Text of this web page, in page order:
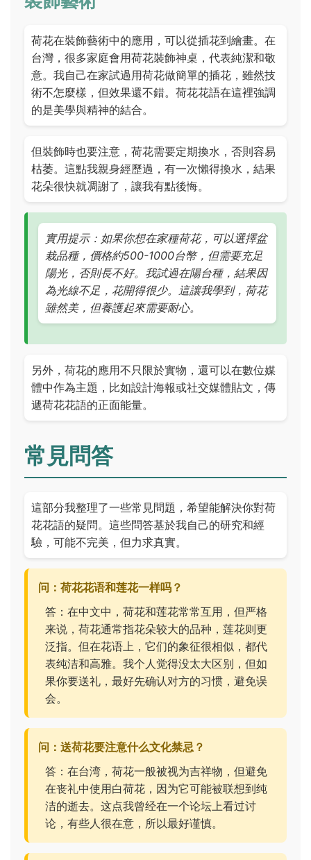
荷花在裝飾藝術中的應用，可以從插花到繪畫。在
台灣，很多家庭會用荷花裝飾神桌，代表純潔和敬
意。我自己在家試過用荷花做簡單的插花，雖然技
術不怎麼樣，但效果還不錯。荷花花語在這裡強調
的是美學與精神的結合。
但裝飾時也要注意，荷花需要定期換水，否則容易
枯萎。這點我親身經歷過，有一次懶得換水，結果
花朵很快就凋謝了，讓我有點後悔。
實用提示：如果你想在家種荷花，可以選擇盆
栽品種，價格約500-1000台幣，但需要充足
陽光，否則長不好。我試過在陽台種，結果因
為光線不足，花開得很少。這讓我學到，荷花
雖然美，但養護起來需要耐心。
另外，荷花的應用不只限於實物，還可以在數位媒
體中作為主題，比如設計海報或社交媒體貼文，傳
遞荷花花語的正面能量。
常見問答
這部分我整理了一些常見問題，希望能解決你對荷
花花語的疑問。這些問答基於我自己的研究和經
驗，可能不完美，但力求真實。
问：荷花花语和莲花一样吗？
答：在中文中，荷花和莲花常常互用，但严格
来说，荷花通常指花朵较大的品种，莲花则更
泛指。但在花语上，它们的象征很相似，都代
表纯洁和高雅。我个人觉得没太大区别，但如
果你要送礼，最好先确认对方的习惯，避免误
会。
问：送荷花要注意什么文化禁忌？
答：在台湾，荷花一般被视为吉祥物，但避免
在丧礼中使用白荷花，因为它可能被联想到纯
洁的逝去。这点我曾经在一个论坛上看过讨
论，有些人很在意，所以最好谨慎。